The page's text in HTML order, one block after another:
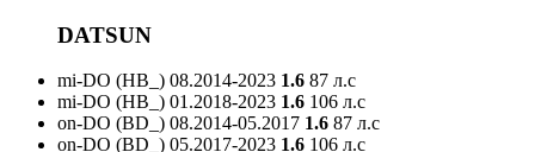
DATSUN
mi-DO (HB_) 08.2014-2023 1.6 87 л.с
mi-DO (HB_) 01.2018-2023 1.6 106 л.с
on-DO (BD_) 08.2014-05.2017 1.6 87 л.с
on-DO (BD_) 05.2017-2023 1.6 106 л.с